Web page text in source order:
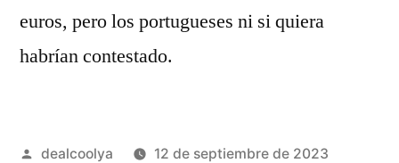
euros, pero los portugueses ni si quiera
habrían contestado.
Publicado
dealcoolya
12 de septiembre de 2023